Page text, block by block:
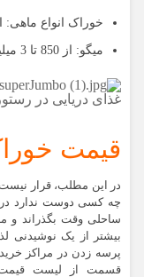
خوراک انواع ماهی: از 750
میگو: از 850 تا 3 میلیون تومان
غذای دریایی در
قیمت
در این مطلب، قرار
چه کسی دوست ندارد
ساحلی وقت بگذراند و
بیشتر از یک نوشیدنی
پرسه زدن در مراکز